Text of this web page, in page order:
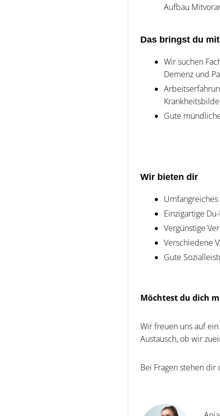
Aufbau
Das bringst du mit
Wir suchen
Demenz und
Gute
Wir bieten dir
Einzigartige
Vergünstige
Verschiedene
Gute
Möchtest du dich
Wir freuen uns auf
Austausch, ob wir
Bei Fragen stehen